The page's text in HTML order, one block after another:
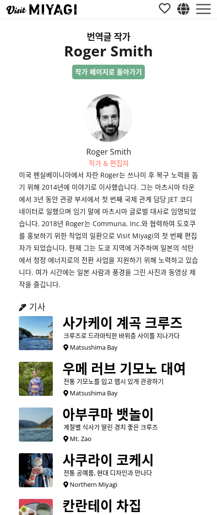
번역글 작가
Roger Smith
작가 페이지로 돌아가기
Roger Smith
작가 & 편집자
미국 펜실베이니아에서 자란 Roger는 쓰나미 후 복구 노력을 돕
기 위해 2014년에 미야기로 이사했습니다. 그는 마츠시마 타운
에서 3년 동안 관광 부서에서 첫 번째 국제 관계 담당 JET 코디
네이터로 일했으며 임기 말에 마츠시마 글로벌 대사로 임명되었
습니다. 2018년 Roger는 Communa, Inc.와 협력하여 도호쿠
를 홍보하기 위한 작업의 일환으로 Visit Miyagi의 첫 번째 편집
자가 되었습니다. 현재 그는 도쿄 지역에 거주하며 일본의 석탄
에서 청정 에너지로의 전환 사업을 지원하기 위해 노력하고 있습
니다. 여가 시간에는 일본 사람과 풍경을 그린 사진과 동영상 제
작을 즐깁니다.
기사
사가케이 계곡 크루즈
크루즈로 드라마틱한 바위층 사이를 지나가다
Matsushima Bay
우메 러브 기모노 대여
전통 기모노를 입고 맵시 있게 관광하기
Matsushima Bay
아부쿠마 뱃놀이
계절별 식사가 딸린 경치 좋은 크루즈
Mt. Zao
사쿠라이 코케시
전통 공예품, 현대 디자인과 만나다
Northern Miyagi
칸란테이 차집